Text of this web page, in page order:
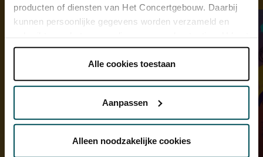
producten of diensten van Het Concertgebouw. Daarbij
kunnen persoonlijke gegevens worden verzameld en
onder 'aanpassen' zelf welke cookies wij mogen
Lees onze cookieverklaring hier. Lees onze
Via decookieverklaringop onze website kunt u uw
Alle cookies toestaan
Aanpassen
Alleen noodzakelijke cookies